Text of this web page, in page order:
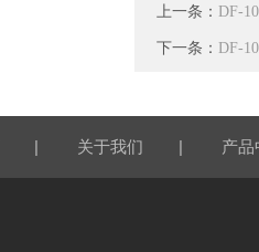
上一条： DF-
下一条： DF-
| 关于我们 | 产品